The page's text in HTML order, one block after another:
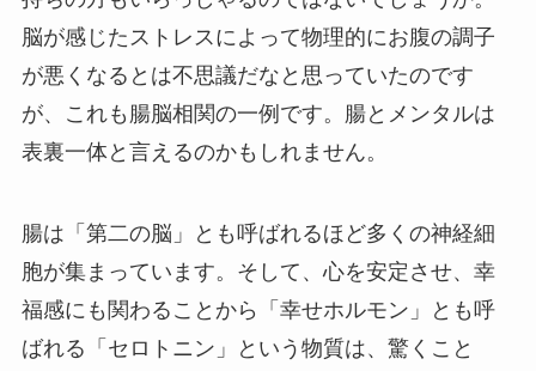
脳が感じたストレスによって物理的にお腹の調子
が悪くなるとは不思議だなと思っていたのです
が、これも腸脳相関の一例です。腸とメンタルは
表裏一体と言えるのかもしれません。
腸は「第二の脳」とも呼ばれるほど多くの神経細
胞が集まっています。そして、心を安定させ、幸
福感にも関わることから「幸せホルモン」とも呼
ばれる「セロトニン」という物質は、驚くこと